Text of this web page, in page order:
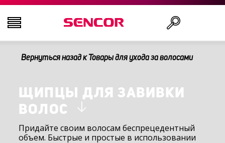
ТЕЛЕВИЗОРЫ
АУДИО-ВИДЕО
Вернуться назад к Товары для ухода за волосами
ЩИПЦЫ ДЛЯ ЗАВИВКИ
ВОЛОС
Придайте своим волосам беспрецедентный
объем. Быстрые и простые в использовании